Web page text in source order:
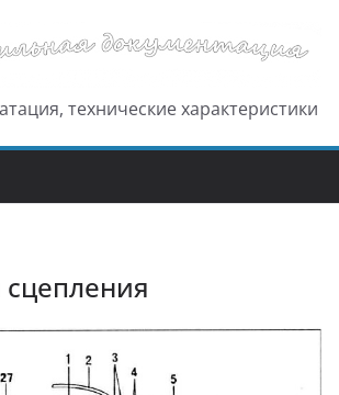
технические характеристики